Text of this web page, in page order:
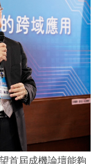
首屆成機論壇能夠